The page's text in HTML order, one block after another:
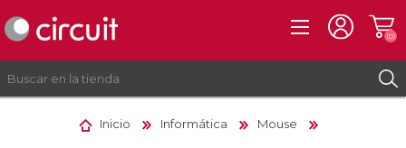
(0)
Inicio Informática Mouse